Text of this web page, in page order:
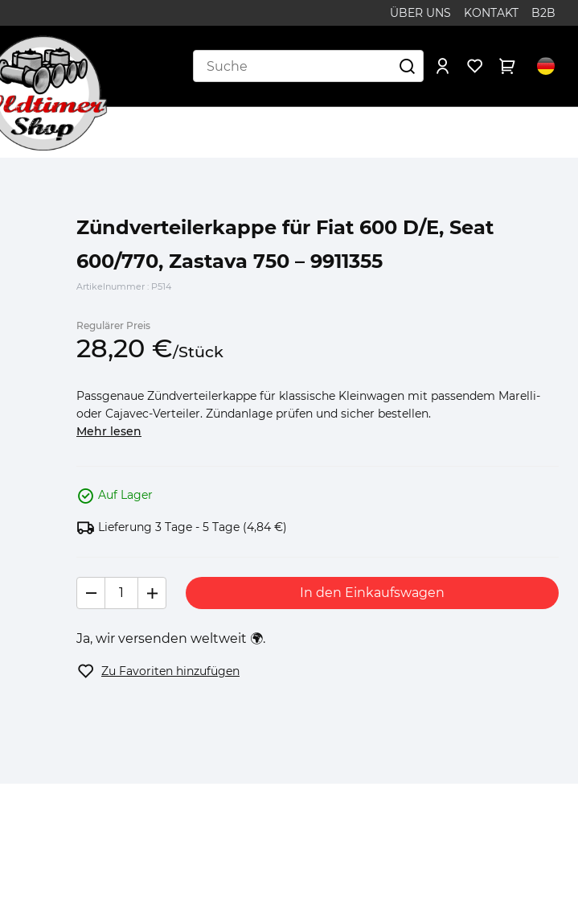
ÜBER UNS KONTAKT B2B
9911355
Zündverteilerkappe für Fiat 600 D/E, Seat
600/770, Zastava 750 – 9911355
Artikelnummer : P514
Regulärer Preis
28,20 €/Stück
Passgenaue Zündverteilerkappe für klassische Kleinwagen mit passendem Marelli-
oder Cajavec-Verteiler. Zündanlage prüfen und sicher bestellen.
Mehr lesen
Auf Lager
Lieferung 3 Tage - 5 Tage (4,84 €)
In den Einkaufswagen
Ja, wir versenden weltweit 🌍.
Zu Favoriten hinzufügen